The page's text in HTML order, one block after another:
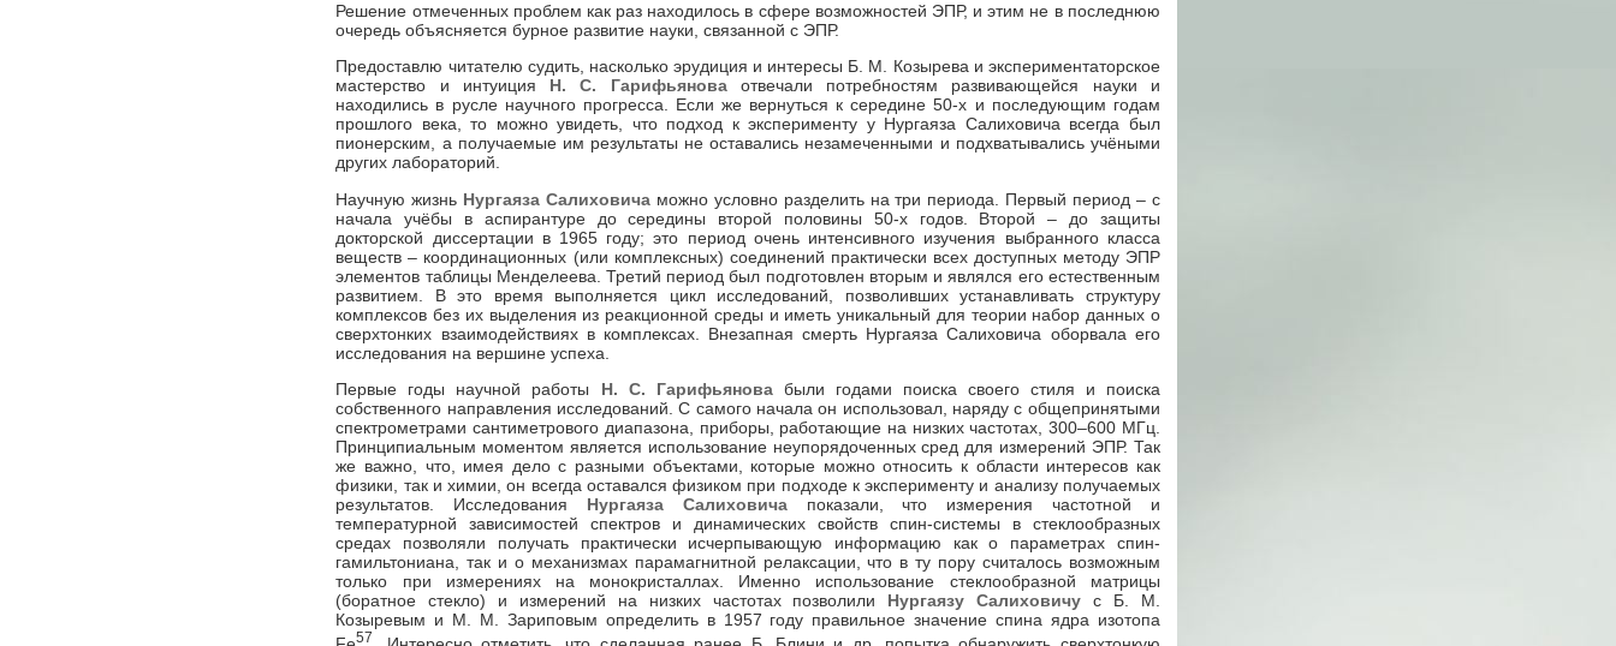
Решение отмеченных проблем как раз находилось в сфере возможностей ЭПР, и этим не в последнюю
очередь объясняется бурное развитие науки, связанной с ЭПР.
Предоставлю читателю судить, насколько эрудиция и интересы Б. М. Козырева и экспериментаторское
мастерство и интуиция Н. С. Гарифьяноваотвечали потребностям развивающейся науки и
находились в русле научного прогресса. Если же вернуться к середине 50-х и последующим годам
прошлого века, то можно увидеть, что подход к эксперименту у Нургаяза Салиховича всегда был
пионерским, а получаемые им результаты не оставались незамеченными и подхватывались учёными
других лабораторий.
Научную жизнь Нургаяза Салиховича можно условно разделить на три периода. Первый период – с
начала учёбы в аспирантуре до середины второй половины 50-х годов. Второй – до защиты
докторской диссертации в 1965 году; это период очень интенсивного изучения выбранного класса
веществ – координационных (или комплексных) соединений практически всех доступных методу ЭПР
элементов таблицы Менделеева. Третий период был подготовлен вторым и являлся его естественным
развитием. В это время выполняется цикл исследований, позволивших устанавливать структуру
комплексов без их выделения из реакционной среды и иметь уникальный для теории набор данных о
сверхтонких взаимодействиях в комплексах. Внезапная смерть Нургаяза Салиховича оборвала его
исследования на вершине успеха.
Первые годы научной работы Н. С. Гарифьяновабыли годами поиска своего стиля и поиска
собственного направления исследований. С самого начала он использовал, наряду с общепринятыми
спектрометрами сантиметрового диапазона, приборы, работающие на низких частотах, 300–600 МГц.
Принципиальным моментом является использование неупорядоченных сред для измерений ЭПР. Так
же важно, что, имея дело с разными объектами, которые можно относить к области интересов как
физики, так и химии, он всегда оставался физиком при подходе к эксперименту и анализу получаемых
результатов. Исследования Нургаяза Салиховичапоказали, что измерения частотной и
температурной зависимостей спектров и динамических свойств спин-системы в стеклообразных
средах позволяли получать практически исчерпывающую информацию как о параметрах спин-
гамильтониана, так и о механизмах парамагнитной релаксации, что в ту пору считалось возможным
только при измерениях на монокристаллах. Именно использование стеклообразной матрицы
(боратное стекло) и измерений на низких частотах позволили Нургаязу Салиховичу с Б. М.
Козыревым и М. М. Зариповым определить в 1957 году правильное значение спина ядра изотопа
57